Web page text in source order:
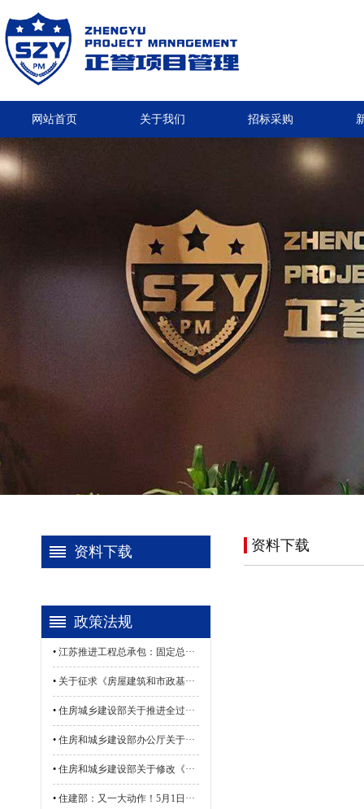
网站首页 关于我们 招标采购
资料下载
政策法规
• 江苏推进工程总承包：固定总···
• 关于征求《房屋建筑和市政基···
• 住房城乡建设部关于推进全过···
• 住房和城乡建设部办公厅关于···
• 住房和城乡建设部关于修改《···
• 住建部：又一大动作！5月1日···
资料下载